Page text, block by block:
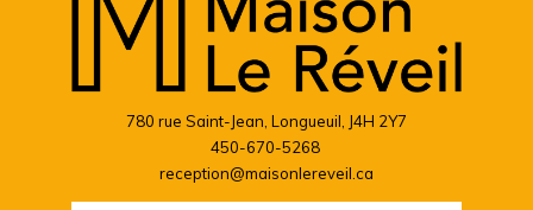
780 rue Saint-Jean, Longueuil, J4H 2Y7
450-670-5268
reception@maisonlereveil.ca